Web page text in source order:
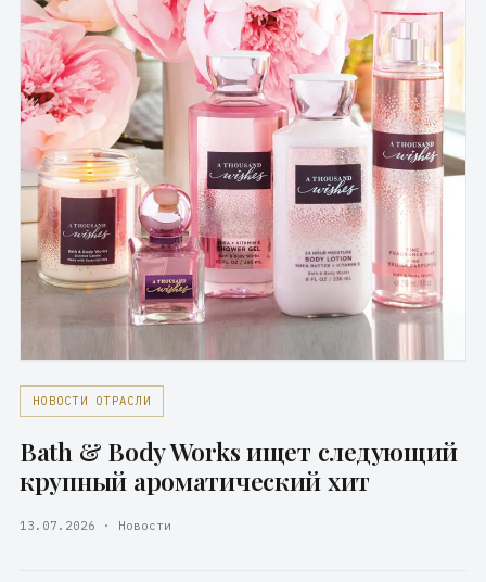
НОВОСТИ ОТРАСЛИ
Bath & Body Works ищет следующий
крупный ароматический хит
13.07.2026 · Новости